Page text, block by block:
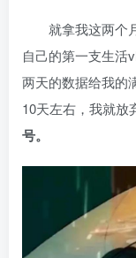
就拿我这两个
自己的第一支生活
两天的数据给我的
10天左右，我就放
号。